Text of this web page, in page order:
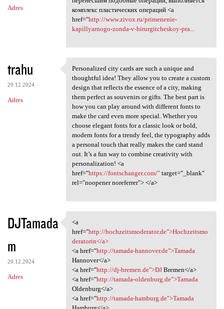
Adres
комплекс пластических операций <a
href="http://www.zivox.ru/primenenie-
kapillyarnogo-zonda-v-hirurgitcheskoy-pra...
trahu
20.12.2024
Adres
Personalized city cards are
Personalized city cards are such a unique and
thoughtful idea! They allow you to create a custom
design that reflects the essence of a city, making
them perfect as souvenirs or gifts. The best part is
how you can play around with different fonts to
make the card even more special. Whether you
choose elegant fonts for a classic look or bold,
modern fonts for a trendy feel, the typography adds
a personal touch that really makes the card stand
out. It’s a fun way to combine creativity with
personalization! <a
href="https://fontschanger.com/"target="_blank"
rel="noopener noreferrer"> </a>
DJTamada
m
20.12.2024
Adres
<a href="http:/
<a
href="http://hochzeitsmoderator.de">Hochzeitsmo
deratorin</a>
<a href="http://tamada-hannover.de">Tamada
Hannover</a>
<a href="http://dj-bremen.de">DJBremen</a>
<a href="http://tamada-oldenburg.de">Tamada
Oldenburg</a>
<a href="http://tamada-hamburg.de">Tamada